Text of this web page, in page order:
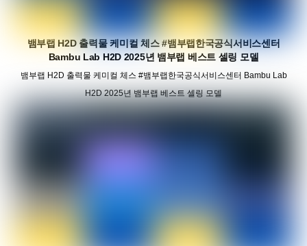
뱀부랩 H2D 출력물 케미컬 체스 #뱀부랩한국공식서비스센터
Bambu Lab H2D 2025년 뱀부랩 베스트 셀링 모델
뱀부랩 H2D 출력물 케미컬 체스 #뱀부랩한국공식서비스센터 Bambu Lab
H2D 2025년 뱀부랩 베스트 셀링 모델